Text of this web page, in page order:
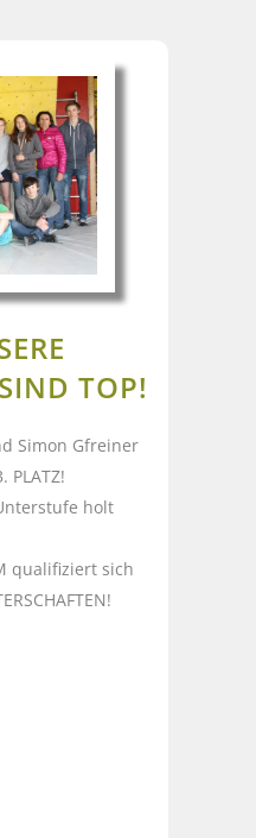
TOP!
Simon Gfreiner
PLATZ!
holt
qualifiziert sich